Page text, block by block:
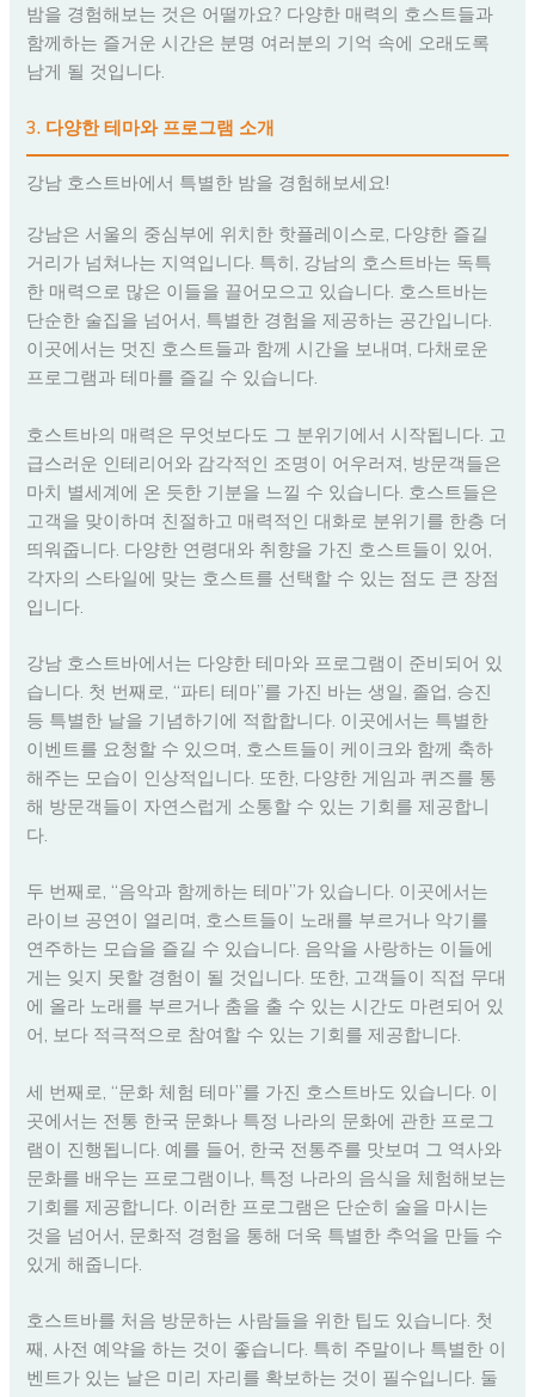
밤을 경험해보는 것은 어떨까요? 다양한 매력의 호스트들과
함께하는 즐거운 시간은 분명 여러분의 기억 속에 오래도록
남게 될 것입니다.
3. 다양한 테마와 프로그램 소개
강남 호스트바에서 특별한 밤을 경험해보세요!
강남은 서울의 중심부에 위치한 핫플레이스로, 다양한 즐길
거리가 넘쳐나는 지역입니다. 특히, 강남의 호스트바는 독특
한 매력으로 많은 이들을 끌어모으고 있습니다. 호스트바는
단순한 술집을 넘어서, 특별한 경험을 제공하는 공간입니다.
이곳에서는 멋진 호스트들과 함께 시간을 보내며, 다채로운
프로그램과 테마를 즐길 수 있습니다.
호스트바의 매력은 무엇보다도 그 분위기에서 시작됩니다. 고
급스러운 인테리어와 감각적인 조명이 어우러져, 방문객들은
마치 별세계에 온 듯한 기분을 느낄 수 있습니다. 호스트들은
고객을 맞이하며 친절하고 매력적인 대화로 분위기를 한층 더
띄워줍니다. 다양한 연령대와 취향을 가진 호스트들이 있어,
각자의 스타일에 맞는 호스트를 선택할 수 있는 점도 큰 장점
입니다.
강남 호스트바에서는 다양한 테마와 프로그램이 준비되어 있
습니다. 첫 번째로, “파티 테마”를 가진 바는 생일, 졸업, 승진
등 특별한 날을 기념하기에 적합합니다. 이곳에서는 특별한
이벤트를 요청할 수 있으며, 호스트들이 케이크와 함께 축하
해주는 모습이 인상적입니다. 또한, 다양한 게임과 퀴즈를 통
해 방문객들이 자연스럽게 소통할 수 있는 기회를 제공합니
다.
두 번째로, “음악과 함께하는 테마”가 있습니다. 이곳에서는
라이브 공연이 열리며, 호스트들이 노래를 부르거나 악기를
연주하는 모습을 즐길 수 있습니다. 음악을 사랑하는 이들에
게는 잊지 못할 경험이 될 것입니다. 또한, 고객들이 직접 무대
에 올라 노래를 부르거나 춤을 출 수 있는 시간도 마련되어 있
어, 보다 적극적으로 참여할 수 있는 기회를 제공합니다.
세 번째로, “문화 체험 테마”를 가진 호스트바도 있습니다. 이
곳에서는 전통 한국 문화나 특정 나라의 문화에 관한 프로그
램이 진행됩니다. 예를 들어, 한국 전통주를 맛보며 그 역사와
문화를 배우는 프로그램이나, 특정 나라의 음식을 체험해보는
기회를 제공합니다. 이러한 프로그램은 단순히 술을 마시는
것을 넘어서, 문화적 경험을 통해 더욱 특별한 추억을 만들 수
있게 해줍니다.
호스트바를 처음 방문하는 사람들을 위한 팁도 있습니다. 첫
째, 사전 예약을 하는 것이 좋습니다. 특히 주말이나 특별한 이
벤트가 있는 날은 미리 자리를 확보하는 것이 필수입니다. 둘